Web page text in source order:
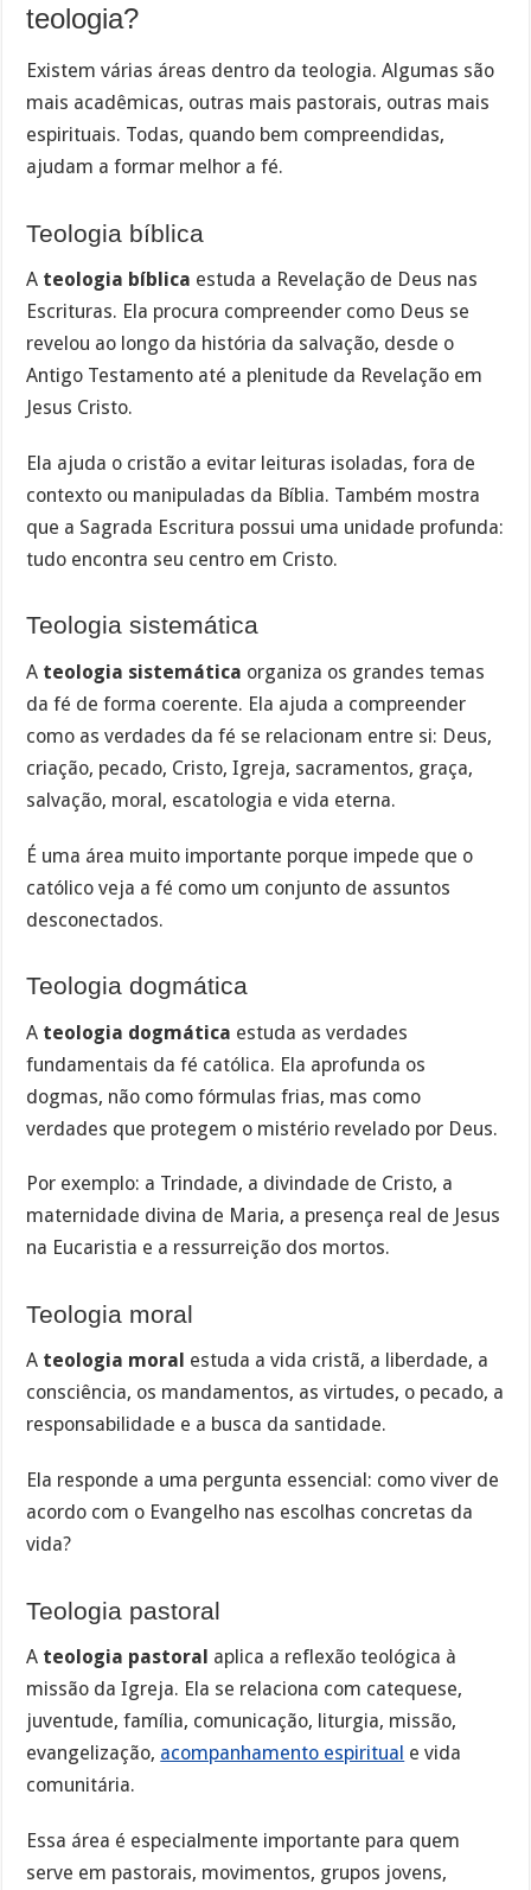
teologia?
Existem várias áreas dentro da teologia. Algumas são
mais acadêmicas, outras mais pastorais, outras mais
espirituais. Todas, quando bem compreendidas,
ajudam a formar melhor a fé.
Teologia bíblica
A teologia bíblica estuda a Revelação de Deus nas
Escrituras. Ela procura compreender como Deus se
revelou ao longo da história da salvação, desde o
Antigo Testamento até a plenitude da Revelação em
Jesus Cristo.
Ela ajuda o cristão a evitar leituras isoladas, fora de
contexto ou manipuladas da Bíblia. Também mostra
que a Sagrada Escritura possui uma unidade profunda:
tudo encontra seu centro em Cristo.
Teologia sistemática
A teologia sistemática organiza os grandes temas
da fé de forma coerente. Ela ajuda a compreender
como as verdades da fé se relacionam entre si: Deus,
criação, pecado, Cristo, Igreja, sacramentos, graça,
salvação, moral, escatologia e vida eterna.
É uma área muito importante porque impede que o
católico veja a fé como um conjunto de assuntos
desconectados.
Teologia dogmática
A teologia dogmática estuda as verdades
fundamentais da fé católica. Ela aprofunda os
dogmas, não como fórmulas frias, mas como
verdades que protegem o mistério revelado por Deus.
Por exemplo: a Trindade, a divindade de Cristo, a
maternidade divina de Maria, a presença real de Jesus
na Eucaristia e a ressurreição dos mortos.
Teologia moral
A teologia moral estuda a vida cristã, a liberdade, a
consciência, os mandamentos, as virtudes, o pecado, a
responsabilidade e a busca da santidade.
Ela responde a uma pergunta essencial: como viver de
acordo com o Evangelho nas escolhas concretas da
vida?
Teologia pastoral
A teologia pastoral aplica a reflexão teológica à
missão da Igreja. Ela se relaciona com catequese,
juventude, família, comunicação, liturgia, missão,
evangelização, acompanhamento espiritual e vida
comunitária.
Essa área é especialmente importante para quem
serve em pastorais, movimentos, grupos jovens,